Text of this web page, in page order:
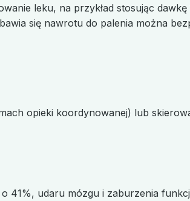
leku, na przykład stosując dawkę
się nawrotu do palenia można
opieki koordynowanej) lub
41%, udaru mózgu i zaburzenia